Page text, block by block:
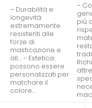
– Durabilità e
longevità:
estremamente
resistenti alle
forze di
masticazione e
all… – Estetica:
possono essere
personalizzati per
matchare il
colore…
–
più